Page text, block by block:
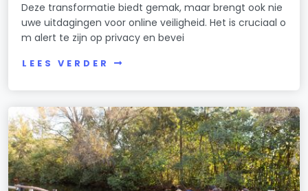
Deze transformatie biedt gemak, maar brengt ook nie
uwe uitdagingen voor online veiligheid. Het is cruciaal o
m alert te zijn op privacy en bevei
LEES VERDER